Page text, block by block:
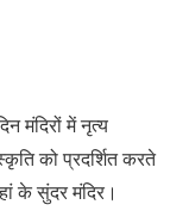
मंदिरों में नृत्य
को प्रदर्शित करते
के सुंदर मंदिर।